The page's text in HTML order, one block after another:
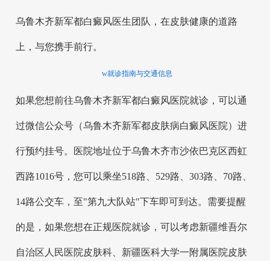
乌鲁木齐新军都白癜风医生团队，在皮肤健康的道路
上，与您携手前行。
w就诊指南与交通信息
如果您想前往乌鲁木齐新军都白癜风医院就诊，可以通
过微信公众号（乌鲁木齐新军都皮肤病白癜风医院）进
行预约挂号。医院地址位于乌鲁木齐市沙依巴克区西虹
西路1016号，您可以乘坐518路、529路、303路、70路、
14路公交车，至"第九大队站"下车即可到达。需要提醒
的是，如果您想在正规医院就诊，可以考虑新疆维吾尔
自治区人民医院皮肤科、新疆医科大学一附属医院皮肤